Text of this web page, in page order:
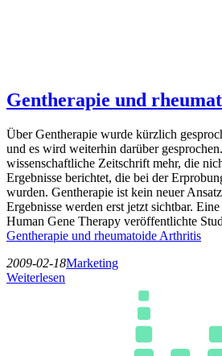
Gentherapie und
Über Gentherapie wurde kürzlich
und es wird weiterhin darüber
wissenschaftliche Zeitschrift mehr, die
Ergebnisse berichtet, die bei der
wurden. Gentherapie ist kein neuer
Ergebnisse werden erst jetzt sichtbar.
Human Gene Therapy veröffentlichte
Gentherapie und rheumatoide Arthritis
2009-02-18Marketing
Weiterlesen